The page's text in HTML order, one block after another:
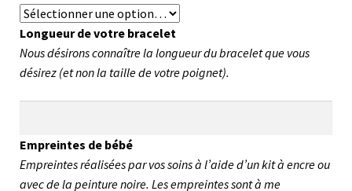
Longueur de votre bracelet
Nous désirons connaître la longueur du bracelet que vous
désirez (et non la taille de votre poignet).
Empreintes de bébé
Empreintes réalisées par vos soins à l’aide d’un kit à encre ou
avec de la peinture noire. Les empreintes sont à me